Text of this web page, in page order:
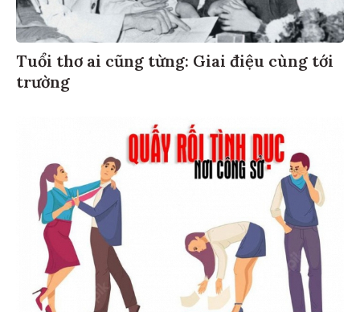
Tuổi thơ ai cũng từng: Giai điệu cùng tới
trường